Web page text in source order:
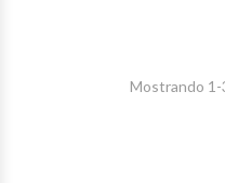
Mostrando 1-